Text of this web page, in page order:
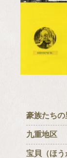
豪族たち
九重地区
宝貝（ほう